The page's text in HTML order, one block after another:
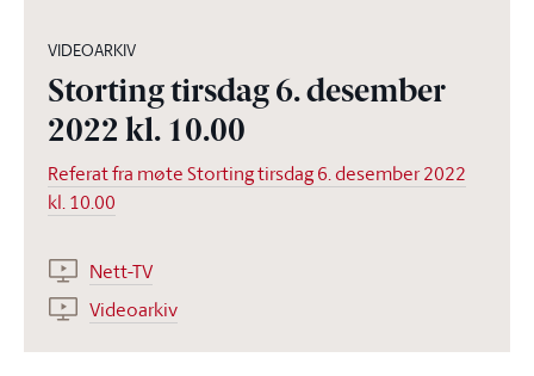
VIDEOARKIV
Storting tirsdag 6. desember
2022 kl. 10.00
Referat fra møte Storting tirsdag 6. desember 2022
kl. 10.00
Nett-TV
Videoarkiv